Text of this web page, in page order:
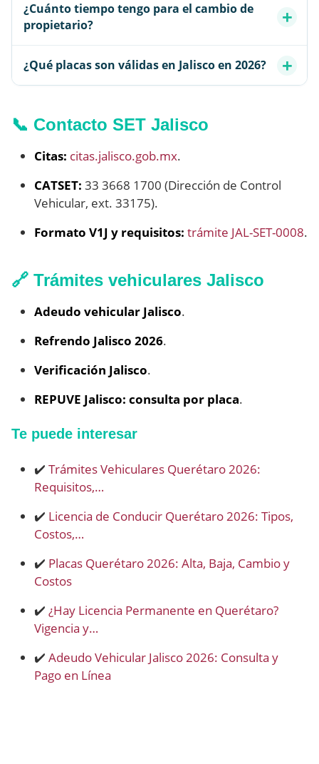
¿Cuánto tiempo tengo para el cambio de
propietario?
¿Qué placas son válidas en Jalisco en 2026?
📞 Contacto SET Jalisco
Citas: citas.jalisco.gob.mx.
CATSET: 33 3668 1700 (Dirección de Control
Vehicular, ext. 33175).
Formato V1J y requisitos: trámite JAL-SET-0008.
🔗 Trámites vehiculares Jalisco
Adeudo vehicular Jalisco.
Refrendo Jalisco 2026.
Verificación Jalisco.
REPUVE Jalisco: consulta por placa.
Te puede interesar
✔️ Trámites Vehiculares Querétaro 2026:
Requisitos,…
✔️ Licencia de Conducir Querétaro 2026: Tipos,
Costos,…
✔️ Placas Querétaro 2026: Alta, Baja, Cambio y
Costos
✔️ ¿Hay Licencia Permanente en Querétaro?
Vigencia y…
✔️ Adeudo Vehicular Jalisco 2026: Consulta y
Pago en Línea